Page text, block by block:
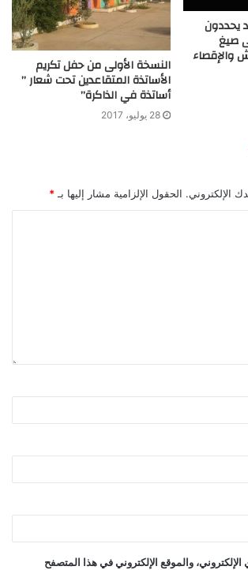
يحددون
صيغ
والإقصاء النسخة الأولى من حفل تكريم
الأساتذة المتقاعدين تحت شعار ”
أساتذة في الذاكرة”
28 يوليو، 2017
الإلكتروني. الحقول الإلزامية مشار إليها بـ *
والموقع الإلكتروني في هذا المتصفح